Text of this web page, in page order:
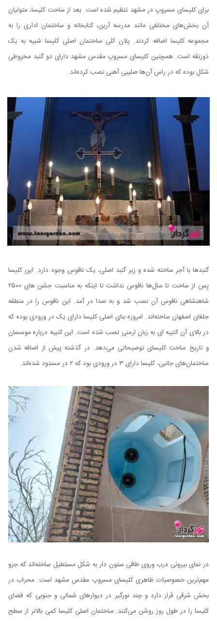
برای کلیسای مسروپ در مشهد تنظیم شده است. بعد از ساخت کلیسا، متولیان
آن بخش‌های مختلفی مانند مدرسه آرین، کتابخانه و ساختمان اداری را به
مجموعه کلیسا اضافه کردند. پلان کلی ساختمان اصلی کلیسا شبیه به یک
ذوزنقه است. همچنین کلیسای مسروپ مقدس مشهد دارای دو گنبد مخروطی
شکل بوده که در راس آن‌ها صلیبی آهنی نصب کرده‌اند.
گنبدها با آجر ساخته شده و زیر گنبد اصلی، یک ناقوس وجود دارد. این کلیسا
پس از ساخت تا سال‌ها ناقوس نداشت تا اینکه به مناسبت جشن های ۲۵۰۰
شاهنشاهی ناقوس آن نصب شد و به صدا در آمد. این ناقوس را در منطقه
جلفای اصفهان ساخته‌اند. امروزه بنای اصلی کلیسا دارای یک در ورودی بوده که
در بالای آن کتیبه ای به زبان ارمنی نصب شده است. این کتیبه درباره موسسان
و تاریخ ساخت کلیسای توضیحاتی می‌دهد. در گذشته پیش از اضافه شدن
ساختمان‌های جانبی، کلیسا دارای ۳ در ورودی بود که ۲ در مسدود شده‌اند.
در نمای بیرونی درب وروی طاقی ستون دار به شکل مستطیل ساخته‌اند که جزو
مهم‌ترین خصوصیات ظاهری کلیسای مسروپ مقدس مشهد است. محراب در
بخش شرقی قرار دارد و چند نورگیر در دیوار‌های شمالی و جنوبی که فضای
کلیسا را در طول روز روشن می‌کنند. ساختمان اصلی کلیسا کمی بالاتر از سطح